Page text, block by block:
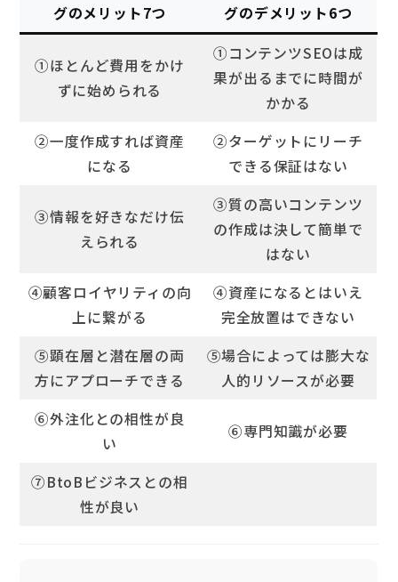
グのメリット7つ
グのデメリット6つ
①ほとんど費用をかけ
ずに始められる
①コンテンツSEOは成
果が出るまでに時間が
かかる
②一度作成すれば資産
になる
②ターゲットにリーチ
できる保証はない
③情報を好きなだけ伝
えられる
③質の高いコンテンツ
の作成は決して簡単で
はない
④顧客ロイヤリティの向
上に繋がる
④資産になるとはいえ
完全放置はできない
⑤顕在層と潜在層の両
方にアプローチできる
⑤場合によっては膨大な
人的リソースが必要
⑥外注化との相性が良
い
⑥専門知識が必要
⑦BtoBビジネスとの相
性が良い